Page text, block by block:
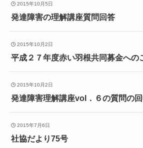
2015年10月5日
発達障害の理解講座質問回答
2015年10月2日
平成２７年度赤い羽根共同募金への
2015年10月2日
発達障害理解講座vol．６の質問の
2015年7月6日
社協だより75号